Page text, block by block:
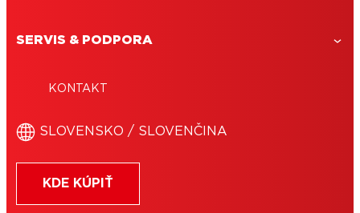
SERVIS & PODPORA
KONTAKT
SLOVENSKO / SLOVENČINA
KDE KÚPIŤ